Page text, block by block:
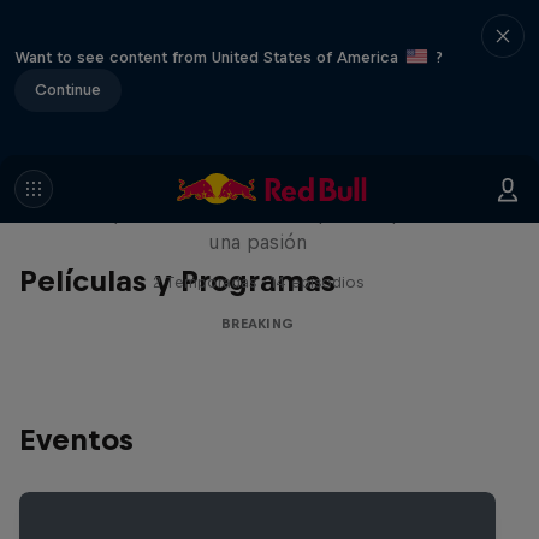
Want to see content from United States of America
?
Continue
Películas y Programas
Break'n Reality
una pasión
2 Temporadas · 14 episodios
BREAKING
Eventos